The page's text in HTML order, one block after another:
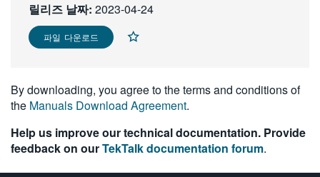
릴리즈 날짜: 2023-04-24
파일 다운로드
By downloading, you agree to the terms and conditions of
the Manuals Download Agreement.
Help us improve our technical documentation. Provide
feedback on ourTekTalk documentation forum.